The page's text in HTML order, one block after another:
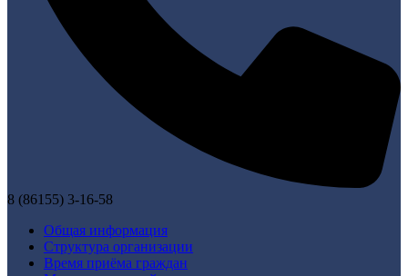
8 (86155) 3-16-58
Общая информация
Структура организации
Время приёма граждан